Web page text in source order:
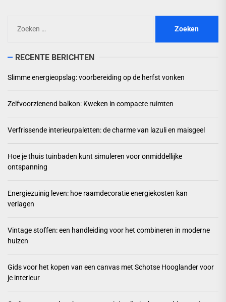
naar:
RECENTE BERICHTEN
Slimme energieopslag: voorbereiding op de herfst vonken
Zelfvoorzienend balkon: Kweken in compacte ruimten
Verfrissende interieurpaletten: de charme van lazuli en maisgeel
Hoe je thuis tuinbaden kunt simuleren voor onmiddellijke
ontspanning
Energiezuinig leven: hoe raamdecoratie energiekosten kan
verlagen
Vintage stoffen: een handleiding voor het combineren in moderne
huizen
Gids voor het kopen van een canvas met Schotse Hooglander voor
je interieur